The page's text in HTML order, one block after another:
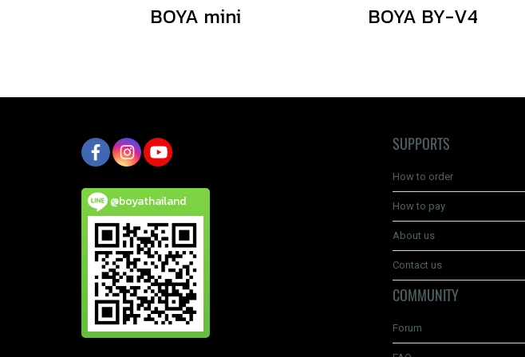
BOYA mini BOYA BY-V4
@boyathailand
SUPPORTS
How to order
How to pay
About us
Contact us
COMMUNITY
Forum